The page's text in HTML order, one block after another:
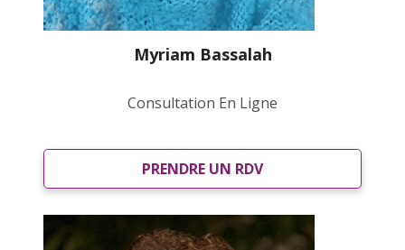
Myriam Bassalah
Consultation En Ligne
PRENDRE UN RDV